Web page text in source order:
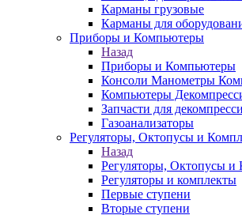
Карманы грузовые
Карманы для
Приборы и Компьютеры
Назад
Приборы и Компьютеры
Консоли Манометры
Компьютеры
Запчасти для
Газоанализаторы
Регуляторы, Октопусы и
Назад
Регуляторы, Октопусы
Регуляторы и комплекты
Первые ступени
Вторые ступени